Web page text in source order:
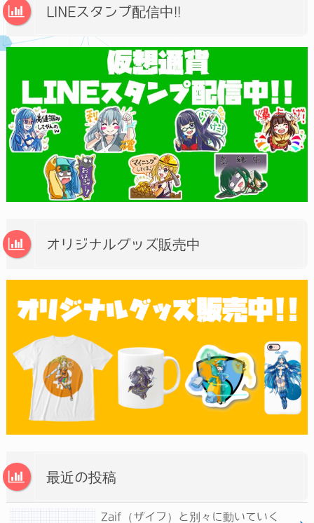
LINEスタンプ配信中!!
オリジナルグッズ販売中
最近の投稿
Zaif（ザイフ）と別々に動いていく